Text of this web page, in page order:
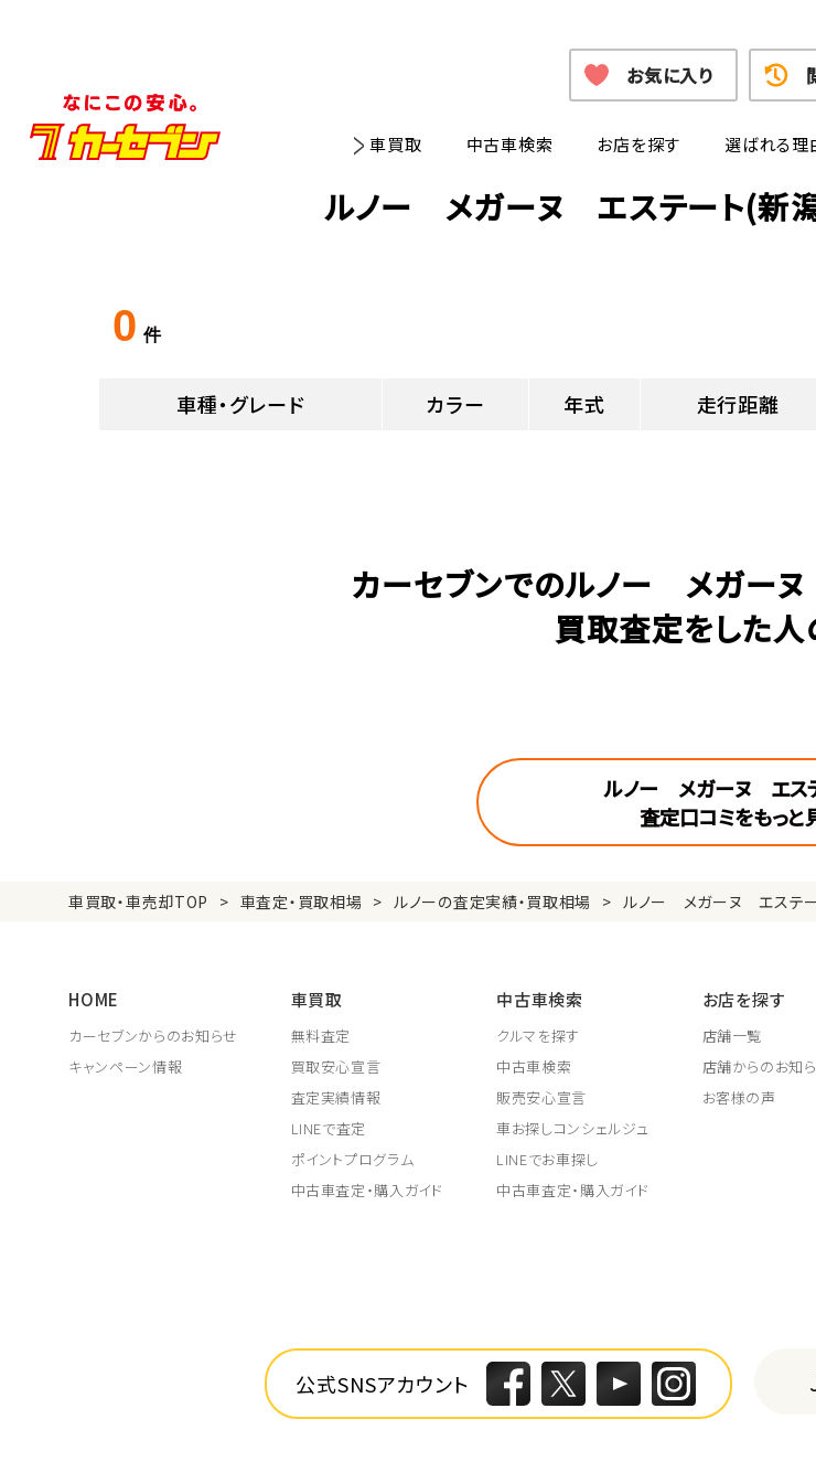
車買取 中古車検索 お店を探す 選ばれる理
お気に入り
ルノー メガーヌ エステート(新
0 件
車種・グレード カラー 年式 走行距離
カーセブンでのルノー メガー
買取査定をした人
ルノー メガーヌ エス
査定口コミをもっと
車買取・車売却TOP 車査定・買取相場 ルノーの査定実績・買取相場 ルノー メガーヌ エステ
HOME
カーセブンからのお知らせ
キャンペーン情報
車買取
無料査定
買取安心宣言
査定実績情報
LINEで査定
ポイントプログラム
中古車査定・購入ガイド
中古車検索
クルマを探す
中古車検索
販売安心宣言
車お探しコンシェルジュ
LINEでお車探し
中古車査定・購入ガイド
お店を探す
店舗一覧
店舗からのお知
お客様の声
公式SNSアカウント